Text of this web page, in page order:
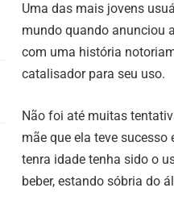
Uma das mais jovens
mundo quando anunciou
com uma história
catalisador para seu uso.
Não foi até muitas
mãe que ela teve
tenra idade tenha sido o
beber, estando sóbria do